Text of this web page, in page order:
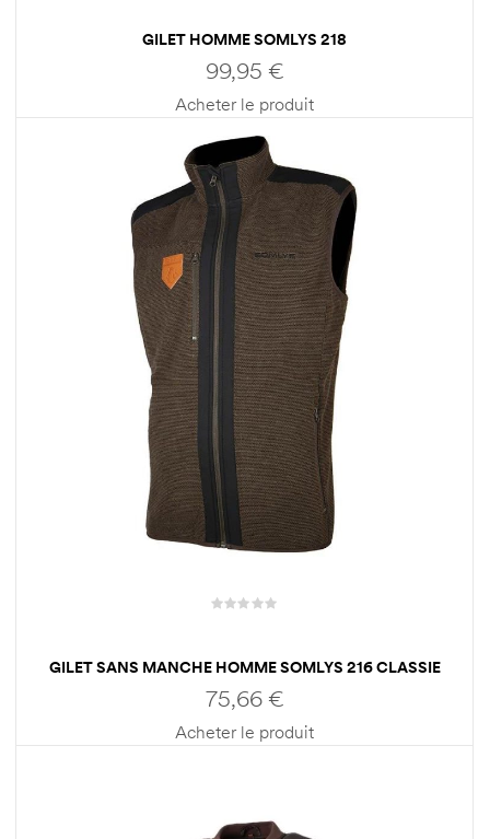
GILET HOMME SOMLYS 218
99,95 €
Acheter le produit
GILET SANS MANCHE HOMME SOMLYS 216 CLASSIE
75,66 €
Acheter le produit